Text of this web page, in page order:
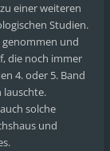
einer weiteren
Studien.
genommen und
die noch immer
4. oder 5. Band
lauschte.
solche
und